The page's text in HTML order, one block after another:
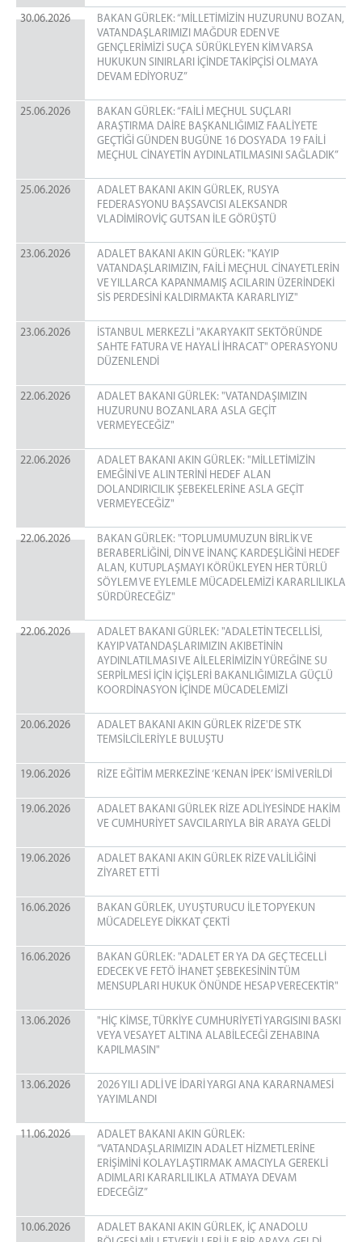
30.06.2026
BAKAN GÜRLEK: “MİLLETİMİZİN HUZURUNU BOZAN,
VATANDAŞLARIMIZI MAĞDUR EDEN VE
GENÇLERİMİZİ SUÇA SÜRÜKLEYEN KİM VARSA
HUKUKUN SINIRLARI İÇİNDE TAKİPÇİSİ OLMAYA
DEVAM EDİYORUZ”
25.06.2026
BAKAN GÜRLEK: “FAİLİ MEÇHUL SUÇLARI
ARAŞTIRMA DAİRE BAŞKANLIĞIMIZ FAALİYETE
GEÇTİĞİ GÜNDEN BUGÜNE 16 DOSYADA 19 FAİLİ
MEÇHUL CİNAYETİN AYDINLATILMASINI SAĞLADIK”
25.06.2026
ADALET BAKANI AKIN GÜRLEK, RUSYA
FEDERASYONU BAŞSAVCISI ALEKSANDR
VLADİMİROVİÇ GUTSAN İLE GÖRÜŞTÜ
23.06.2026
ADALET BAKANI AKIN GÜRLEK: "KAYIP
VATANDAŞLARIMIZIN, FAİLİ MEÇHUL CİNAYETLERİN
VE YILLARCA KAPANMAMIŞ ACILARIN ÜZERİNDEKİ
SİS PERDESİNİ KALDIRMAKTA KARARLIYIZ"
23.06.2026
İSTANBUL MERKEZLİ "AKARYAKIT SEKTÖRÜNDE
SAHTE FATURA VE HAYALİ İHRACAT" OPERASYONU
DÜZENLENDİ
22.06.2026
ADALET BAKANI GÜRLEK: "VATANDAŞIMIZIN
HUZURUNU BOZANLARA ASLA GEÇİT
VERMEYECEĞİZ"
22.06.2026
ADALET BAKANI AKIN GÜRLEK: "MİLLETİMİZİN
EMEĞİNİ VE ALIN TERİNİ HEDEF ALAN
DOLANDIRICILIK ŞEBEKELERİNE ASLA GEÇİT
VERMEYECEĞİZ"
22.06.2026
BAKAN GÜRLEK: "TOPLUMUMUZUN BİRLİK VE
BERABERLİĞİNİ, DİN VE İNANÇ KARDEŞLİĞİNİ HEDEF
ALAN, KUTUPLAŞMAYI KÖRÜKLEYEN HER TÜRLÜ
SÖYLEM VE EYLEMLE MÜCADELEMİZİ KARARLILIKLA
SÜRDÜRECEĞİZ"
22.06.2026
ADALET BAKANI GÜRLEK: "ADALETİN TECELLİSİ,
KAYIP VATANDAŞLARIMIZIN AKIBETİNİN
AYDINLATILMASI VE AİLELERİMİZİN YÜREĞİNE SU
SERPİLMESİ İÇİN İÇİŞLERİ BAKANLIĞIMIZLA GÜÇLÜ
KOORDİNASYON İÇİNDE MÜCADELEMİZİ
20.06.2026
ADALET BAKANI AKIN GÜRLEK RİZE'DE STK
TEMSİLCİLERİYLE BULUŞTU
19.06.2026 RİZE EĞİTİM MERKEZİNE ‘KENAN İPEK’ İSMİ VERİLDİ
19.06.2026
ADALET BAKANI GÜRLEK RİZE ADLİYESİNDE HAKİM
VE CUMHURİYET SAVCILARIYLA BİR ARAYA GELDİ
19.06.2026
ADALET BAKANI AKIN GÜRLEK RİZE VALİLİĞİNİ
ZİYARET ETTİ
16.06.2026
BAKAN GÜRLEK, UYUŞTURUCU İLE TOPYEKUN
MÜCADELEYE DİKKAT ÇEKTİ
16.06.2026
BAKAN GÜRLEK: "ADALET ER YA DA GEÇ TECELLİ
EDECEK VE FETÖ İHANET ŞEBEKESİNİN TÜM
MENSUPLARI HUKUK ÖNÜNDE HESAP VERECEKTİR"
13.06.2026
"HİÇ KİMSE, TÜRKİYE CUMHURİYETİ YARGISINI BASKI
VEYA VESAYET ALTINA ALABİLECEĞİ ZEHABINA
KAPILMASIN"
13.06.2026
2026 YILI ADLİ VE İDARİ YARGI ANA KARARNAMESİ
YAYIMLANDI
11.06.2026
ADALET BAKANI AKIN GÜRLEK:
“VATANDAŞLARIMIZIN ADALET HİZMETLERİNE
ERİŞİMİNİ KOLAYLAŞTIRMAK AMACIYLA GEREKLİ
ADIMLARI KARARLILIKLA ATMAYA DEVAM
EDECEĞİZ”
10.06.2026
ADALET BAKANI AKIN GÜRLEK, İÇ ANADOLU